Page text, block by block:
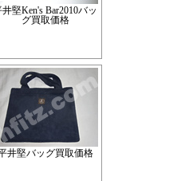
井堅Ken's Bar2010バッ
グ買取価格
井堅バッグ買取価格